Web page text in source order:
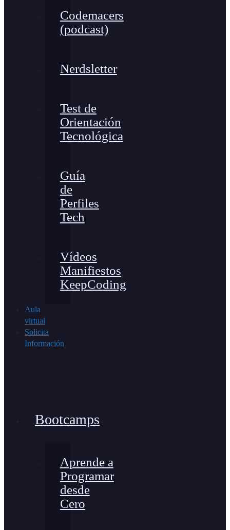
Codemacers
(podcast)
Nerdsletter
Test de
Orientación
Tecnológica
Guía
de
Perfiles
Tech
Vídeos
Manifiestos
KeepCoding
Aula
virtual
Solicita
Información
Bootcamps
Aprende a
Programar
desde
Cero